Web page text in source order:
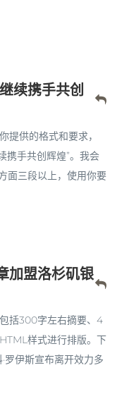
续携手共创
提供的格式和要求，
携手共创辉煌”。我会
面三段以上，使用你要
加盟洛杉矶银
括300字左右摘要、4
样式进行排版。下
罗伊斯宣布离开效力多